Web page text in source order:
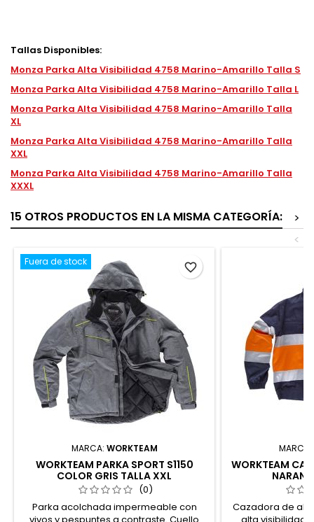
Tallas Disponibles:
Monza Parka Alta Visibilidad 4758 Marino-Amarillo Talla S
Monza Parka Alta Visibilidad 4758 Marino-Amarillo Talla L
Monza Parka Alta Visibilidad 4758 Marino-Amarillo Talla
XL
Monza Parka Alta Visibilidad 4758 Marino-Amarillo Talla
XXL
Monza Parka Alta Visibilidad 4758 Marino-Amarillo Talla
XXXL
15 OTROS PRODUCTOS EN LA MISMA CATEGORÍA:
>
<
Fuera de stock
MARCA: WORKTEAM
WORKTEAM PARKA SPORT S1150
COLOR GRIS TALLA XXL
(0)
Parka acolchada impermeable con
favorite_border
MARCA:
WORKTEAM
Cazadora de